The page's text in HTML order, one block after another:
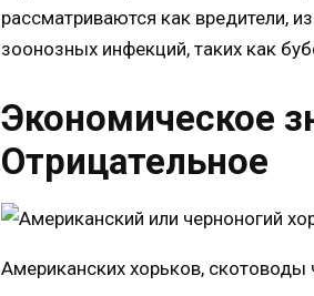
рассматриваются как вредители,
зоонозных инфекций, таких как
Экономическое
Отрицательное
Американских хорьков, скотоводы